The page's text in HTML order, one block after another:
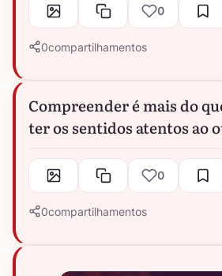
0
0compartilhamentos
Compreender é mais do
ter os sentidos atentos ao
0
0compartilhamentos